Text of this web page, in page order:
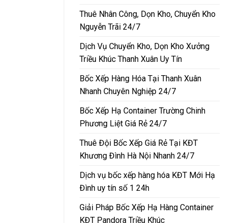
Thuê Nhân Công, Dọn Kho, Chuyển Kho
Nguyễn Trãi 24/7
Dịch Vụ Chuyển Kho, Dọn Kho Xưởng
Triều Khúc Thanh Xuân Uy Tín
Bốc Xếp Hàng Hóa Tại Thanh Xuân
Nhanh Chuyên Nghiệp 24/7
Bốc Xếp Hạ Container Trường Chinh
Phương Liệt Giá Rẻ 24/7
Thuê Đội Bốc Xếp Giá Rẻ Tại KĐT
Khương Đình Hà Nội Nhanh 24/7
Dịch vụ bốc xếp hàng hóa KĐT Mới Hạ
Đình uy tín số 1 24h
Giải Pháp Bốc Xếp Hạ Hàng Container
KĐT Pandora Triều Khúc